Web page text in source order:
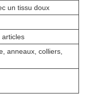
un tissu doux
articles
anneaux, colliers,